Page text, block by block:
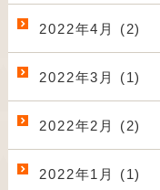
2022年4月 (2)
2022年3月 (1)
2022年2月 (2)
2022年1月 (1)